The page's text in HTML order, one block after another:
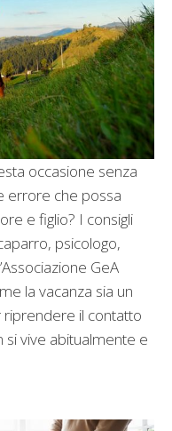
occasione senza
errore che possa
e figlio? I consigli
psicologo,
GeA
la vacanza sia un
il contatto
si vive abitualmente e